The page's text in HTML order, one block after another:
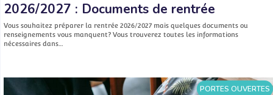
2026/2027 : Documents de rentrée
Vous souhaitez préparer la rentrée 2026/2027 mais quelques documents ou
renseignements vous manquent? Vous trouverez toutes les informations
nécessaires dans…
PORTES OUVERTES